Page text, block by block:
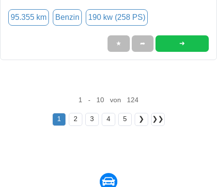
95.355 km Benzin 190 kw (258 PS)
★ ➦ ➜
1 - 10 von 124
1 2 3 4 5 ❯ ❯❯